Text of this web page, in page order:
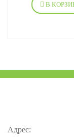
В
Адрес: